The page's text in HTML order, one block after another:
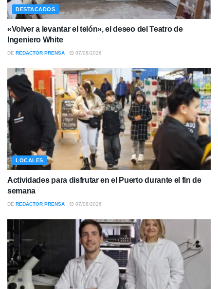
DESTACADOS
«Volver a levantar el telón», el deseo del Teatro de
Ingeniero White
DE REDACTOR PRENSA 07/08/2026
LOCALES
Actividades para disfrutar en el Puerto durante el fin de
semana
DE REDACTOR PRENSA 07/08/2026